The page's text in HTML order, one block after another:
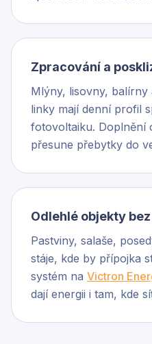
Zpracování a
Mlýny, lisovny, balírny
linky mají denní profil
fotovoltaiku. Doplnění
přesune přebytky do
Odlehlé objekty
Pastviny, salaše,
stáje, kde by přípojka
systém na Victron
dají energii i tam, kde